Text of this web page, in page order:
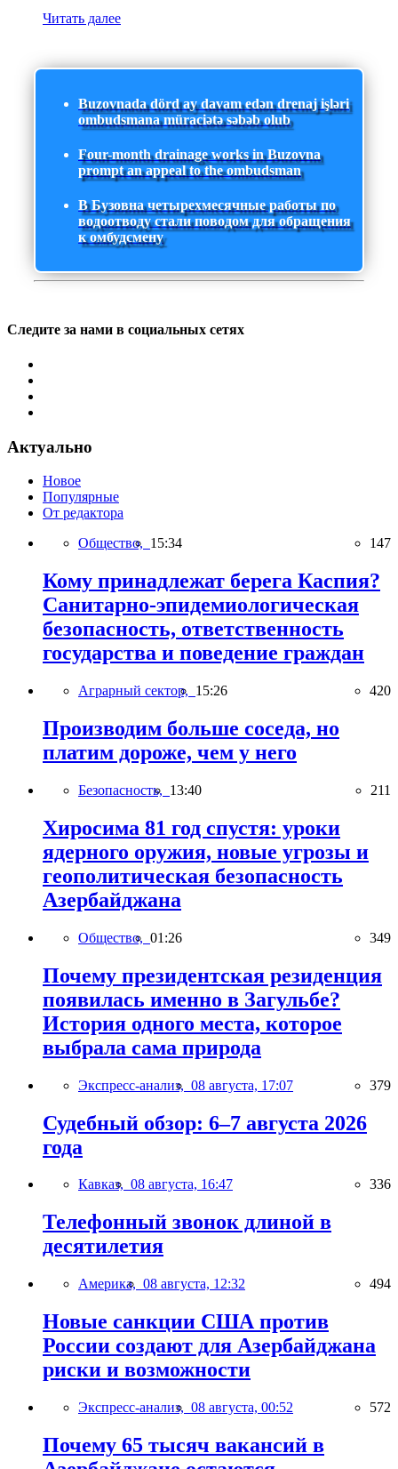
Читать далее
Buzovnada dörd ay davam edən drenaj işləri
ombudsmana müraciətə səbəb olub
Four-month drainage works in Buzovna
prompt an appeal to the ombudsman
В Бузовна четырехмесячные работы по
водоотводу стали поводом для обращения
к омбудсмену
Следите за нами в социальных сетях
Актуально
Новое
Популярные
От редактора
Общество, 15:34 147
Кому принадлежат берега Каспия?
Санитарно-эпидемиологическая
безопасность, ответственность
государства и поведение граждан
Аграрный сектор, 15:26 420
Производим больше соседа, но
платим дороже, чем у него
Безопасность, 13:40 211
Хиросима 81 год спустя: уроки
ядерного оружия, новые угрозы и
геополитическая безопасность
Азербайджана
Общество, 01:26 349
Почему президентская резиденция
появилась именно в Загульбе?
История одного места, которое
выбрала сама природа
Экспресс-анализ, 08 августа, 17:07 379
Судебный обзор: 6–7 августа 2026
года
Кавказ, 08 августа, 16:47 336
Телефонный звонок длиной в
десятилетия
Америка, 08 августа, 12:32 494
Новые санкции США против
России создают для Азербайджана
риски и возможности
Экспресс-анализ, 08 августа, 00:52 572
Почему 65 тысяч вакансий в